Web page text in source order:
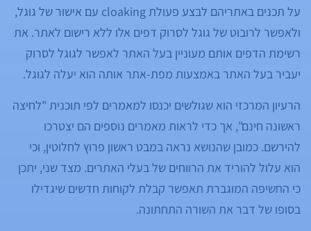
על תכנים באתריהם לבצע פעולת cloaking עם אישור של גוגל,
ולאפשר לרובוט של גוגל לסרוק דפים אלו ללא רישום לאתר. את
רשימת הדפים אותם מעוניין בעל האתר לאפשר לגוגל לסרוק
יעביר בעל האתר באמצעות מפת-אתר אותה הוא יעלה לגוגל.
הרעיון המרכזי הוא שגולשים יכנסו למאמרים לפי תוכנית "לחיצה
ראשונה חינם", אך כדי לראות מאמרים נוספים הם יצטרכו
להירשם. כמובן שהנושא נראה במבט ראשון פרוץ לחלוטין, וכי
הוא עלול להוריד את הרווחים של בעלי האתרים. מצד שני, יתכן
כי החשיפה המוגברת תאפשר קבלת לקוחות חדשים שיגדילו
בסופו של דבר את השורה התחתונה.